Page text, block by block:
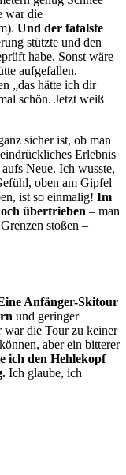
war die
Und der fatalste
stützte und den
habe. Sonst wäre
aufgefallen.
„das hätte ich dir
schön. Jetzt weiß
sicher ist, ob man
Erlebnis
Neue. Ich wusste,
oben am Gipfel
ist so einmalig! Im
übertrieben – man
stoßen –
Anfänger-Skitour
und geringer
war die Tour zu keiner
aber ein bitterer
ich den Hehlekopf
Ich glaube, ich